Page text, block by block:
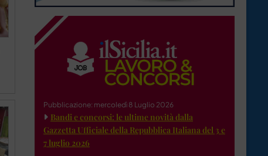
Pubblicazione: mercoledì 8 Luglio 2026
Bandi e concorsi: le ultime novità dalla
Gazzetta Ufficiale della Repubblica Italiana del 3 e
7 luglio 2026